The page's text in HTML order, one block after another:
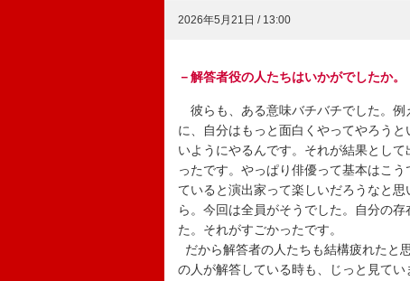
2026年5月21日 / 13:00
－解答者役の人たちはいかがでしたか。
彼らも、ある意味バチバチでした。例
に、自分はもっと面白くやってやろう
いようにやるんです。それが結果とし
ったです。やっぱり俳優って基本はこ
ていると演出家って楽しいだろうなと
ら。今回は全員がそうでした。自分の
た。それがすごかったです。
だから解答者の人たちも結構疲れたと
の人が解答している時も、じっと見て